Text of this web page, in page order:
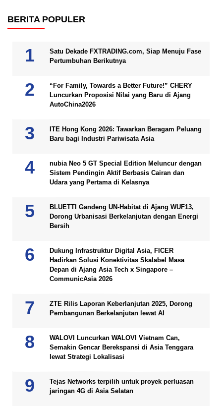
BERITA POPULER
Satu Dekade FXTRADING.com, Siap Menuju Fase
Pertumbuhan Berikutnya
“For Family, Towards a Better Future!” CHERY
Luncurkan Proposisi Nilai yang Baru di Ajang
AutoChina2026
ITE Hong Kong 2026: Tawarkan Beragam Peluang
Baru bagi Industri Pariwisata Asia
nubia Neo 5 GT Special Edition Meluncur dengan
Sistem Pendingin Aktif Berbasis Cairan dan
Udara yang Pertama di Kelasnya
BLUETTI Gandeng UN-Habitat di Ajang WUF13,
Dorong Urbanisasi Berkelanjutan dengan Energi
Bersih
Dukung Infrastruktur Digital Asia, FICER
Hadirkan Solusi Konektivitas Skalabel Masa
Depan di Ajang Asia Tech x Singapore –
CommunicAsia 2026
ZTE Rilis Laporan Keberlanjutan 2025, Dorong
Pembangunan Berkelanjutan lewat AI
WALOVI Luncurkan WALOVI Vietnam Can,
Semakin Gencar Berekspansi di Asia Tenggara
lewat Strategi Lokalisasi
Tejas Networks terpilih untuk proyek perluasan
jaringan 4G di Asia Selatan